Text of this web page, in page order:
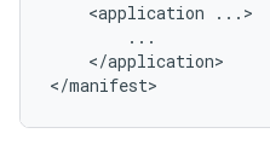
<application
</application>